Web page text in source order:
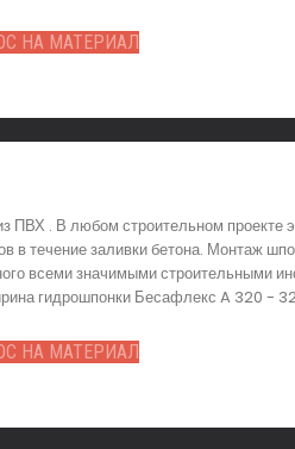
НА МАТЕРИАЛ
ПВХ . В любом строительном проекте
течение заливки бетона. Монтаж
всеми значимыми строительными
гидрошпонки Бесафлекс A 320 -
НА МАТЕРИАЛ